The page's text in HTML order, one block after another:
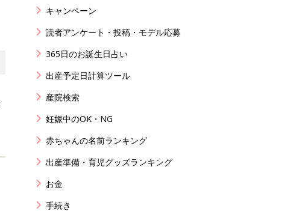
キャンペーン
読者アンケート・投稿・モデル応募
365日のお誕生日占い
出産予定日計算ツール
産院検索
妊娠中のOK・NG
赤ちゃんの名前ランキング
出産準備・育児グッズランキング
お金
手続き